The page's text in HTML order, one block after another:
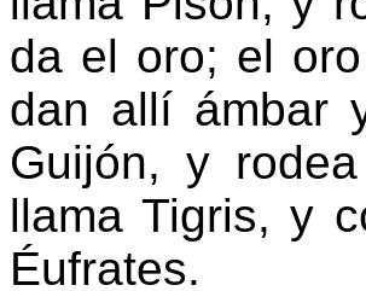
da el oro; el
dan allí ámbar
Guijón, y
llama Tigris, y
Éufrates.